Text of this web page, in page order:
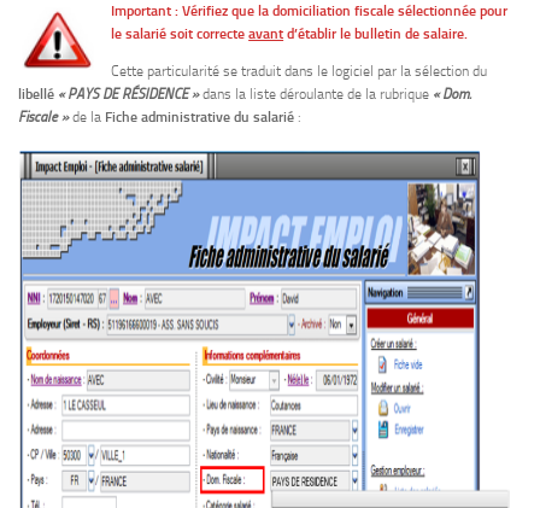
Important : Vérifiez que la domiciliation fiscale sélectionnée pour
le salarié soit correcteavant d’établir le bulletin de salaire.
Cette particularité se traduit dans le logiciel par la sélection du
libellé « PAYS DE RÉSIDENCE »dans la liste déroulante de la rubrique « Dom.
Fiscale »de la Fiche administrative du salarié :